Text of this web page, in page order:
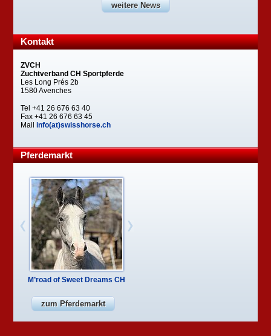
weitere News
Kontakt
ZVCH
Zuchtverband CH Sportpferde
Les Long Prés 2b
1580 Avenches
Tel +41 26 676 63 40
Fax +41 26 676 63 45
Mailinfo(at)swisshorse.ch
Pferdemarkt
M’road of Sweet Dreams CH
zum Pferdemarkt